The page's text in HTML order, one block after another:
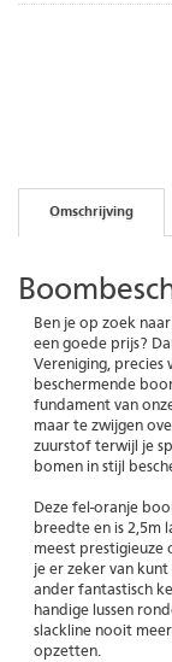
Omschrijving
Ben je op zoek
een goede prijs?
Vereniging, precies
beschermende
fundament van
maar te zwijgen
zuurstof terwijl je
bomen in stijl
Deze fel-oranje
breedte en is 2,5m
meest prestigieuze
je er zeker van
ander fantastisch
handige lussen
slackline nooit
opzetten.